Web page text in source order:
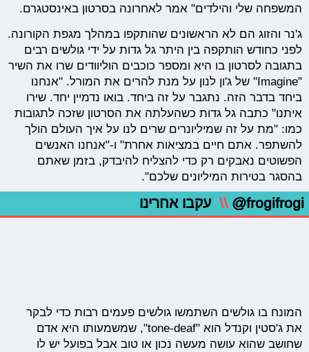
המשפחה שלי והילדים" אמר לאחרונה בסרטון באינסטגרם.
ג'נר והזוג הם לא הראשונים שהותקפו במהלך מגפת הקורונה.
לפני כחודש הותקפה בין היתר גל גדות על ידי גולשים רבים
בתגובה לסרטון בו היא ומספר כוכבים הוליוודים שרו את השיר
"Imagine" של ג'ון לנון על מנת להרים את המורל. "אנחנו
ביחד בדבר הזה. נתגבר על זה ביחד. בואו נדמיין יחד. שירו
איתנו" כתבה גל גדות כשהעלתה את הסרטון שזכה לתגובות
כמו: "מת על זה שמיליונרים שרים לנו על איך העולם הולך
להשתפר. אתם חיים במציאות אחרת" ו-"אנחנו האנשים
הפשוטים נאבקים רק כדי להצליח להיבדק, בזמן שאתם
בהסגר בטירות המיליונים שלכם".
@frogifrogi
\\ עקבו אחרינו
המונח בו גולשים השתמשו גולשים פעמים רבות כדי לבקר
את ג'סטין וקנדל הוא "tone-deaf", שמשמעותו היא אדם
שחושב שהוא עושה מעשה נכון או טוב אבל בפועל יש לו